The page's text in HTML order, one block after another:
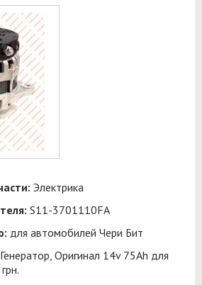
Электрика
S11-3701110FA
для автомобилей Чери Бит
Оригинал 14v 75Ah для